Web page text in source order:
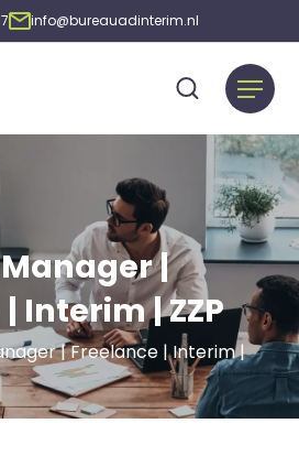
info@bureauadinterim.nl
|
Interim | ZZP
| Freelance | Interim |